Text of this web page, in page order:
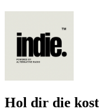
Hol dir die